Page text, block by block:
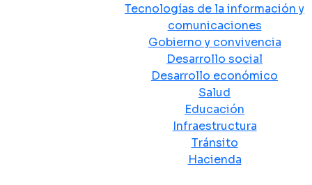
Tecnologías de la información y
comunicaciones
Gobierno y convivencia
Desarrollo social
Desarrollo económico
Salud
Educación
Infraestructura
Tránsito
Hacienda